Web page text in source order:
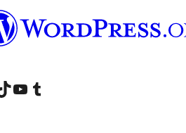
besuchenbesuchen
von WordPress.org besuchen
Konto von WordPress.org besuchen
Den YouTube-Kanal von WordPress.org besuchen
Das Tumblr-Konto von WordPress.org besuchen